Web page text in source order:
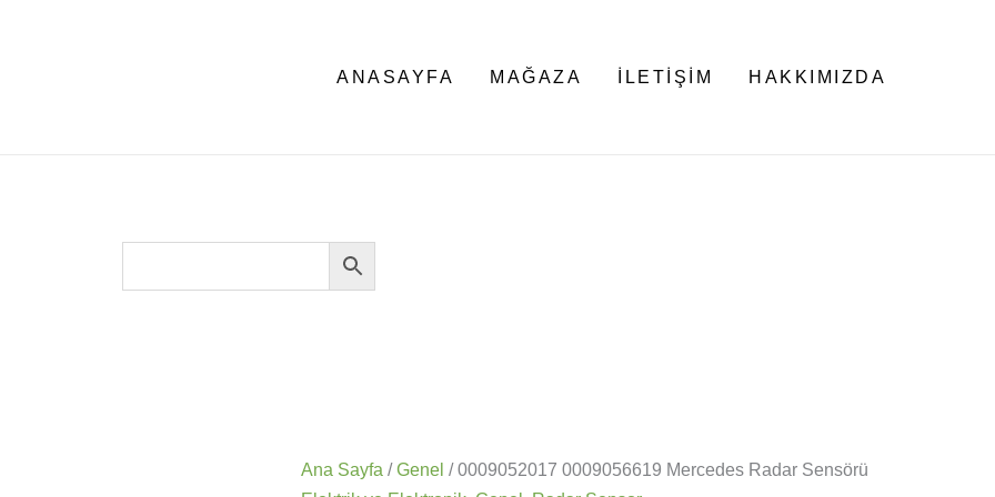
ANASAYFA
MAĞAZA İLETIŞIM HAKKIMIZDA
Ana Sayfa /Genel / 0009052017 0009056619 Mercedes Radar Sensörü